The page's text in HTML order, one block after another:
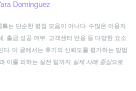
Domínguez
트는 단순한 평점 모음이 아니다. 수많은 이용자
, 출금 성공 여부, 고객센터 반응 등 다양한 요소
다. 이 글에서는 후기의 신뢰도를 평가하는 방법
이를 피하는 실전 팁까지
실제 사례 중심으로